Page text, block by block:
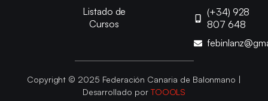
Listado de
Cursos
(+34) 928
807 648
Copyright © 2025 Federación Canaria de Balonmano |
Desarrollado por TOOOLS